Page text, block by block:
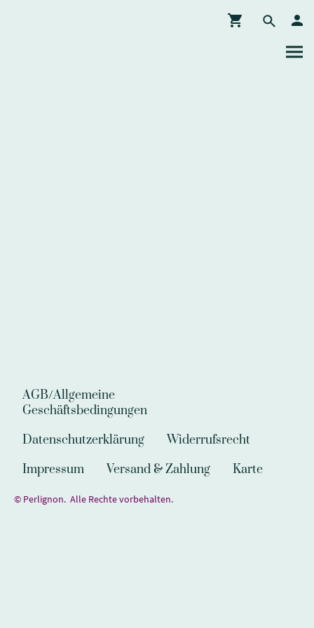
AGB/Allgemeine
Geschäftsbedingungen
Datenschutzerklärung
Widerrufsrecht
Impressum
Versand & Zahlung Karte
© Perlignon. Alle Rechte vorbehalten.